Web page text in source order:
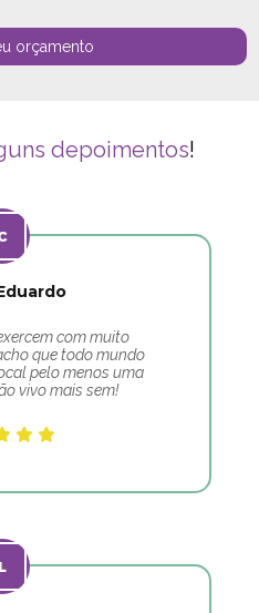
orçamento
depoimentos!
com muito
que todo mundo
pelo menos uma
vivo mais sem!